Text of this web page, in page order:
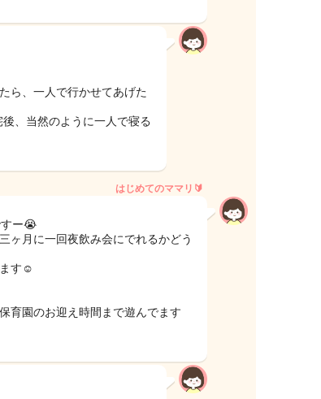
ら、一人で行かせてあげた
、当然のように一人で寝る
はじめてのママリ🔰
ー😭
ヶ月に一回夜飲み会にでれるかどう
す☺️
育園のお迎え時間まで遊んでます